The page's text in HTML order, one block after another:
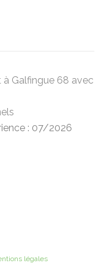
Galfingue 68 avec
: 07/2026
légales